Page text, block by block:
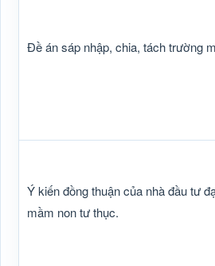
Đề án sáp nhập, chia, tách trường
Ý kiến đồng thuận của nhà đầu tư
mầm non tư thục.